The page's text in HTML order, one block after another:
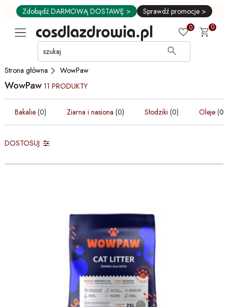
Przejdź
GŁÓWNEJ
ZAWARTOŚCI
PRODUKTÓW
MENU
MENU
Zdobądź DARMOWĄ DOSTAWĘ > Sprawdź promocje >
0 0
Strona główna WowPaw
WowPaw 11 PRODUKTY
Bakalie (0) Ziarna i nasiona (0) Słodziki (0) Oleje (0)
DOSTOSUJ